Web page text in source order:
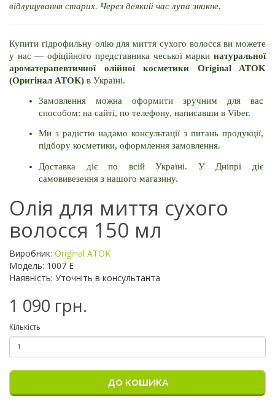
відлущування старих. Через деякий час лупа зникне.
Купити гідрофильну олію для миття сухого волосся ви можете
у нас — офіційного представника чеської марки натуральної
ароматерапевтичної олійної косметики Original ATOK
(Оригінал АТОК) в Україні.
Замовлення можна оформити зручним для вас
способом: на сайті, по телефону, написавши в Viber.
Ми з радістю надамо консультації з питань продукції,
підбору косметики, оформлення замовлення.
Доставка діє по всій Україні. У Дніпрі діє
самовивезення з нашого магазину.
Олія для миття сухого
волосся 150 мл
Виробник: Original ATOK
Модель: 1007 E
Наявність: Уточніть в консультанта
1 090 грн.
Кількість
ДО КОШИКА